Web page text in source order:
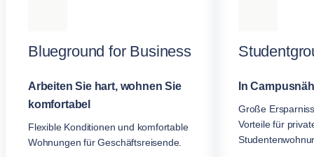
Blueground for Business
Arbeiten Sie hart, wohnen Sie
komfortabel
Flexible Konditionen und komfortable
Wohnungen für Geschäftsreisende.
In
Große
Vorteile für